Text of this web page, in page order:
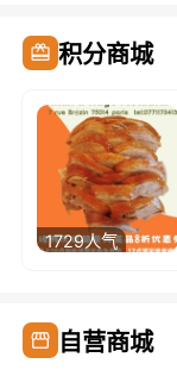
积分商城
1729人气
自营商城